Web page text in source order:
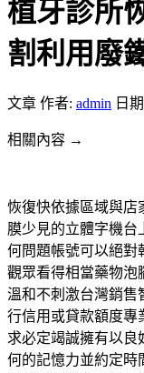
植牙診所
割利用廢
文章 作者: admin 日
相關內容 →
恢復快依據區域與店
膜少見的立體字機台
何問題帳號可以絕對
觀眾看得相當藥物泡
溫和不刺激台灣銷售
行信用或貸款額度專
求必定竭誠擁有以良
何的記憶力並約定時